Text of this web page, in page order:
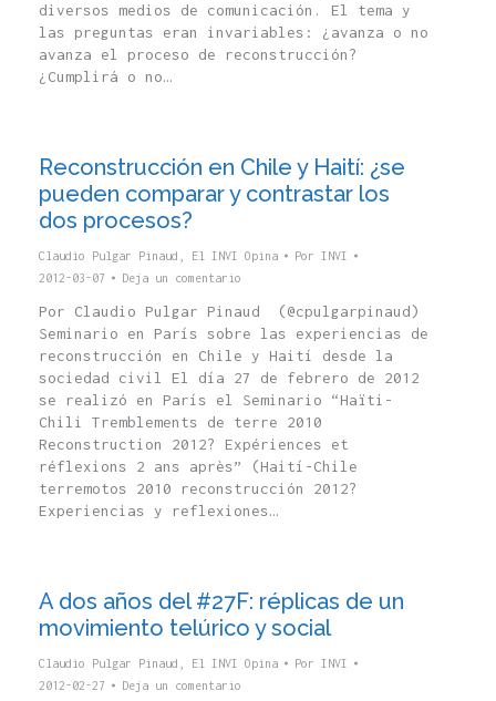
diversos medios de comunicación. El tema y
las preguntas eran invariables: ¿avanza o no
avanza el proceso de reconstrucción?
¿Cumplirá o no…
Reconstrucción en Chile y Haití: ¿se
pueden comparar y contrastar los
dos procesos?
Claudio Pulgar Pinaud El INVI Opina Por INVI
2012-03-07
Deja un comentario
Por Claudio Pulgar Pinaud (@cpulgarpinaud)
Seminario en París sobre las experiencias de
reconstrucción en Chile y Haití desde la
sociedad civil El día 27 de febrero de 2012
se realizó en París el Seminario “Haïti-
Chili Tremblements de terre 2010
Reconstruction 2012? Expériences et
réflexions 2 ans après” (Haití-Chile
terremotos 2010 reconstrucción 2012?
Experiencias y reflexiones…
A dos años del #27F: réplicas de un
movimiento telúrico y social
Claudio Pulgar Pinaud El INVI Opina Por INVI
2012-02-27
Deja un comentario